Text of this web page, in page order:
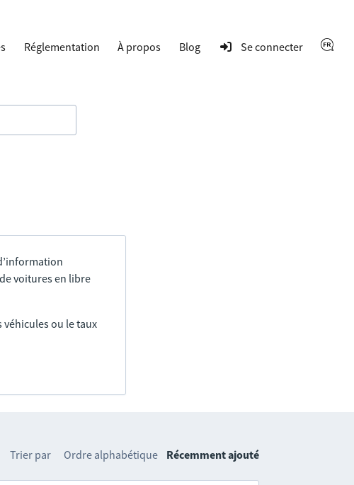
Réglementation À propos Blog Se connecter
voitures en libre
ou le taux
Trier par Ordre alphabétique Récemment ajouté